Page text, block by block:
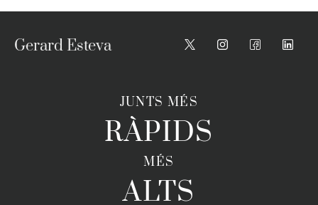
Gerard Esteva
JUNTS MÉS
RÀPIDS
MÉS
ALTS